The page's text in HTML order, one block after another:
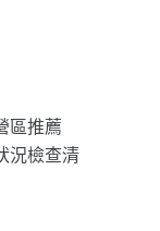
區推薦
況檢查清